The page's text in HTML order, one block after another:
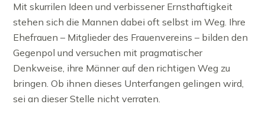
Mit skurrilen Ideen und verbissener Ernsthaftigkeit
stehen sich die Mannen dabei oft selbst im Weg. Ihre
Ehefrauen – Mitglieder des Frauenvereins – bilden den
Gegenpol und versuchen mit pragmatischer
Denkweise, ihre Männer auf den richtigen Weg zu
bringen. Ob ihnen dieses Unterfangen gelingen wird,
sei an dieser Stelle nicht verraten.